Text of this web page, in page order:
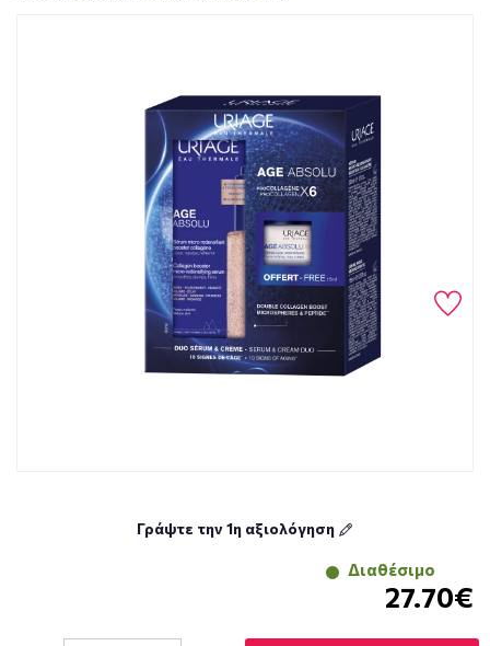
Γράψτε την 1η αξιολόγηση
Διαθέσιμο
27.70€